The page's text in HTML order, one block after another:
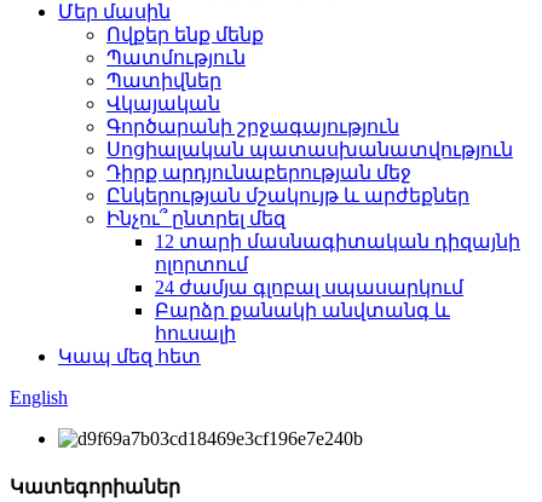
Մեր մասին
Ովքեր ենք մենք
Պատմություն
Պատիվներ
Վկայական
Գործարանի շրջագայություն
Սոցիալական պատասխանատվություն
Դիրք արդյունաբերության մեջ
Ընկերության մշակույթ և արժեքներ
Ինչու՞ ընտրել մեզ
12 տարի մասնագիտական ​​դիզայնի
ոլորտում
24 ժամյա գլոբալ սպասարկում
Բարձր քանակի անվտանգ և
հուսալի
Կապ մեզ հետ
English
Կատեգորիաներ